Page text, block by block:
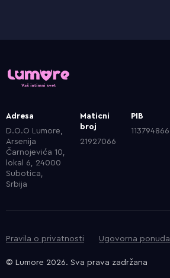
Adresa
D.O.O Lumore,
Arsenija
Čarnojevića 10,
lokal 6, 24000
Subotica,
Srbija
Maticni
broj
21927066
PIB
113794866
Pravila o privatnosti Ugovorna ponuda
© Lumore 2026. Sva prava zadržana